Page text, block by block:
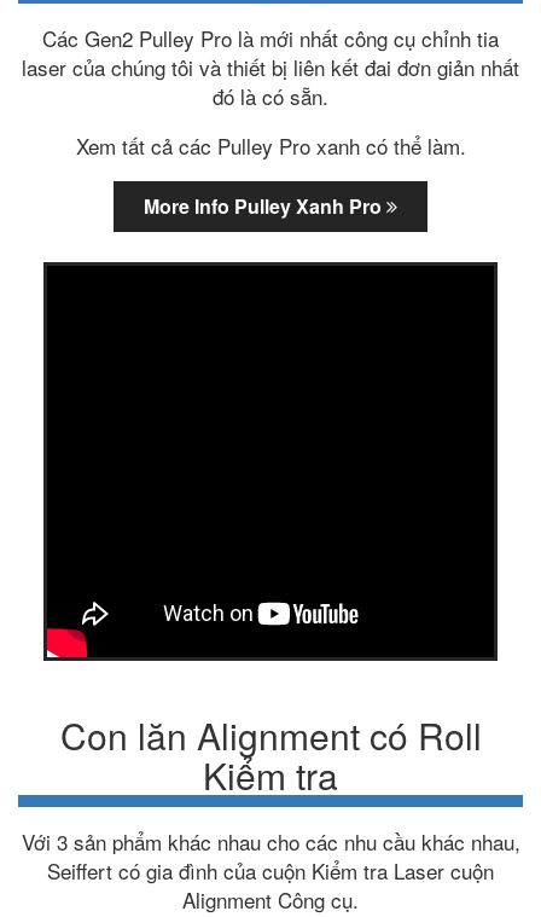
Các Gen2 Pulley Pro là mới nhất công cụ chỉnh tia
laser của chúng tôi và thiết bị liên kết đai đơn giản nhất
đó là có sẵn.
Xem tất cả các Pulley Pro xanh có thể làm.
More Info Pulley Xanh Pro
Con lăn Alignment có Roll
Kiểm tra
Với 3 sản phẩm khác nhau cho các nhu cầu khác nhau,
Seiffert có gia đình của cuộn Kiểm tra Laser cuộn
Alignment Công cụ.